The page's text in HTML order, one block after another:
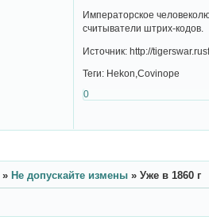
Императорское
считыватели штрих-кодов.
Источник: http://
Теги: Hekon,Covinope
0
» Не допускайте измены » Уже в 1860 г